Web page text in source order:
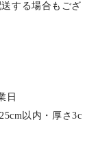
する場合もござ
日
以内・厚さ3c